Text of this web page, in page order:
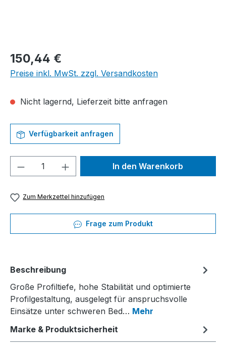
Regulärer Preis:
150,44 €
Preise inkl. MwSt. zzgl. Versandkosten
Nicht lagernd, Lieferzeit bitte anfragen
Verfügbarkeit anfragen
Produkt Anzahl: Gib denIn den Warenkorb
Zum Merkzettel hinzufügen
Frage zum Produkt
Beschreibung
Große Profiltiefe, hohe Stabilität und optimierte
Profilgestaltung, ausgelegt für anspruchsvolle
Einsätze unter schweren Bed… Mehr
Marke & Produktsicherheit